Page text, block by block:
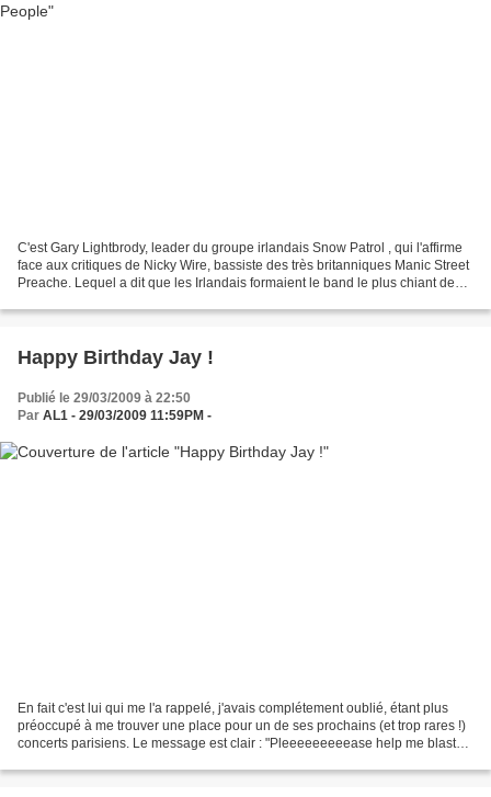
C'est Gary Lightbrody, leader du groupe irlandais Snow Patrol , qui l'affirme
face aux critiques de Nicky Wire, bassiste des très britanniques Manic Street
Preache. Lequel a dit que les Irlandais formaient le band le plus chiant de
Happy Birthday Jay !
Publié le 29/03/2009 à 22:50
Par AL1 - 29/03/2009 11:59PM -
En fait c'est lui qui me l'a rappelé, j'avais complétement oublié, étant plus
préoccupé à me trouver une place pour un de ses prochains (et trop rares !)
concerts parisiens. Le message est clair : "Pleeeeeeeeease help me blast